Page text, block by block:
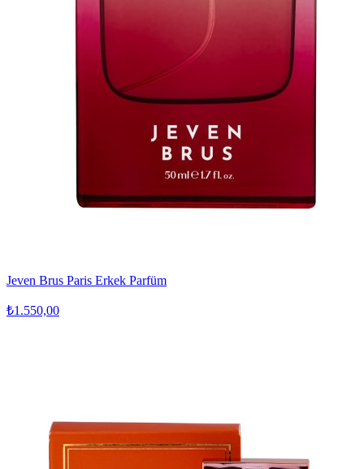
Jeven Brus Paris Erkek Parfüm
₺1.550,00